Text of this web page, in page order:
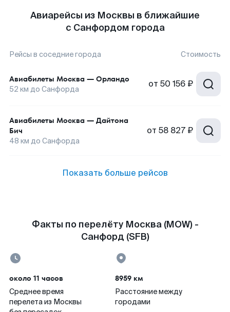
Авиарейсы из Москвы в ближайшие
с Санфордом города
Рейсы в соседние города Стоимость
Авиабилеты Москва — Орландо
52 км до Санфорда от 50 156 ₽
Авиабилеты Москва — Дайтона
Бич
48 км до Санфорда
от 58 827 ₽
Показать больше рейсов
Факты по перелёту Москва (MOW) -
Санфорд (SFB)
около 11 часов
Среднее время
перелета из Москвы
8959 км
Расстояние между
городами